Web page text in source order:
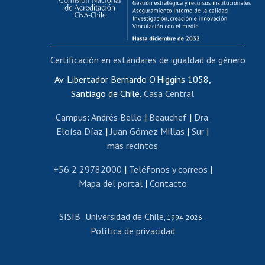
Funcionarias/os
Cursos internos de capacitación
Bienestar del personal
Portal de movilidad interna
Certificado de renta
Certificado de renta honorarios
Editar páginas blancas
Extranjeras/os
Revalidación y reconocimiento de títulos
Postulación al Programa de Movilidad Estudiantil
Cursos de español
Av. Libertador Bernardo O'Higgins 1058,
Santiago de Chile, Casa Central
Campus: Andrés Bello | Beauchef| Dra.
Eloísa Díaz | Juan Gómez Millas | Sur |
más recintos
+56 2 29782000 | Teléfonos y correos |
Mapa del portal| Contacto
SISIB - Universidad de Chile , 1994-2026 -
Política de privacidad
Certificación en estándares de igualdad de género